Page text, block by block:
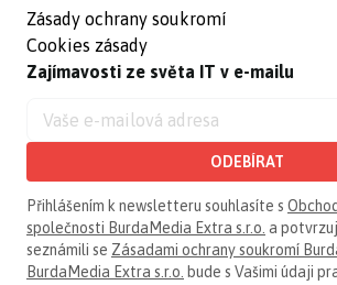
Zásady ochrany soukromí
Cookies zásady
Zajímavosti ze světa IT v e-mailu
ODEBÍRAT
Přihlášením k newsletteru souhlasíte s
společnosti BurdaMedia Extra s.r.o. a
seznámili se Zásadami ochrany soukromí
BurdaMedia Extra s.r.o. bude s Vašimi údaji